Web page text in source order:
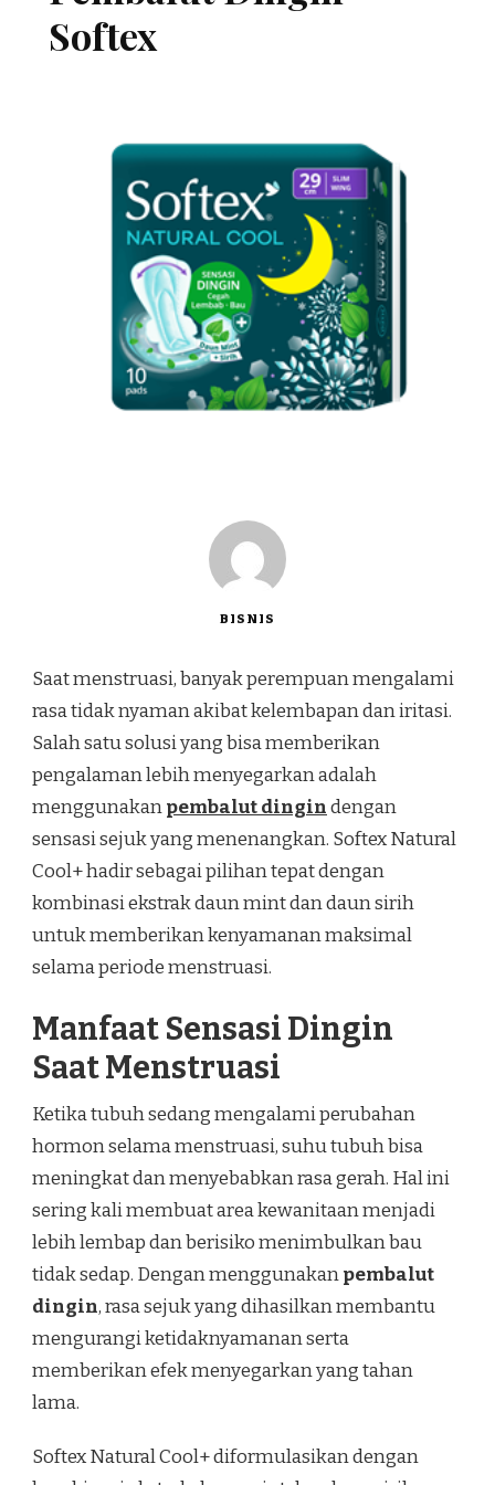
Softex
BISNIS
Saat menstruasi, banyak perempuan mengalami
rasa tidak nyaman akibat kelembapan dan iritasi.
Salah satu solusi yang bisa memberikan
pengalaman lebih menyegarkan adalah
menggunakanpembalut dingindengan
sensasi sejuk yang menenangkan. Softex Natural
Cool+ hadir sebagai pilihan tepat dengan
kombinasi ekstrak daun mint dan daun sirih
untuk memberikan kenyamanan maksimal
selama periode menstruasi.
Manfaat Sensasi Dingin
Saat Menstruasi
Ketika tubuh sedang mengalami perubahan
hormon selama menstruasi, suhu tubuh bisa
meningkat dan menyebabkan rasa gerah. Hal ini
sering kali membuat area kewanitaan menjadi
lebih lembap dan berisiko menimbulkan bau
tidak sedap. Dengan menggunakanpembalut
dingin, rasa sejuk yang dihasilkan membantu
mengurangi ketidaknyamanan serta
memberikan efek menyegarkan yang tahan
lama.
Softex Natural Cool+ diformulasikan dengan